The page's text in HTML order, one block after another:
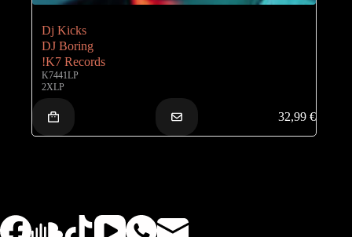
Dj Kicks
DJ Boring
!K7 Records
K7441LP
2XLP
32,99€